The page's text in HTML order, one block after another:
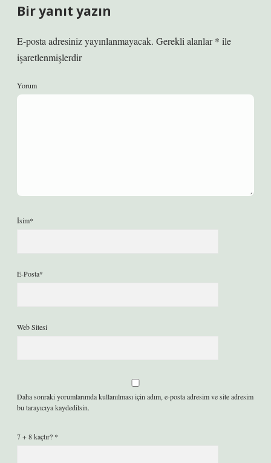
Bir yanıt yazın
E-posta adresiniz yayınlanmayacak. Gerekli alanlar* ile
işaretlenmişlerdir
Yorum
İsim*
E-Posta*
Web Sitesi
Daha sonraki yorumlarımda kullanılması için adım, e-posta adresim ve site adresim
bu tarayıcıya kaydedilsin.
7 + 8 kaçtır? *